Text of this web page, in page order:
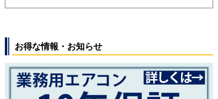
お得な情報・お知らせ